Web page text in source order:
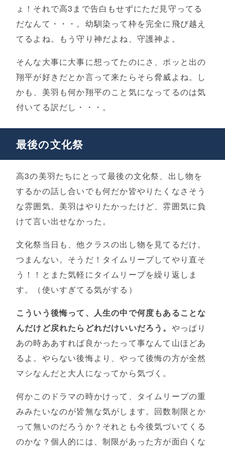
ょ！それで高3まで告白もせずにただ見守ってる
だなんて・・・。幼馴染って枠を完全に飛び越え
てるよね。もう守り神だよね、守護神よ。
そんな大事に大事に想ってたのにさ、ポッと出の
翔平が好きだとか言って来たらそら脅威よね。し
かも、美羽も何か翔平のこと気になってるのは気
付いてる訳だし・・・。
最後の文化祭
高3の美羽たちにとって最後の文化祭、出し物を
するかの話し合いでも何だか皆やりたくなさそう
な雰囲気。美羽はやりたかったけど、雰囲気に負
けて言い出せなかった。
文化祭当日も、他クラスの出し物を見てるだけ。
つまんない。そうだ！タイムリープしてやり直そ
う！！とまた気軽にタイムリープを繰り返しま
す。（使いすぎてる気がする）
こういう後悔って、人生の中で何度もあることな
んだけど戻れたらどれだけいいだろう。 やっぱり
あの時ああすれば良かったって事なんて山ほどあ
るよ。やらない後悔より、やって後悔の方が全然
マシなんだと大人になってから気づく。
何かこのドラマの時かけって、タイムリープの重
みみたいなのが皆無な気がします。回数制限とか
って無いのだろうか？それとも今後気づいてくる
のかな？個人的には、制限があった方が面白くな